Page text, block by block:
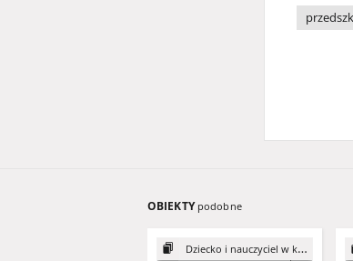
OBIEKTY podobne
Dziecko i nauczyciel w kulturze artystycznej